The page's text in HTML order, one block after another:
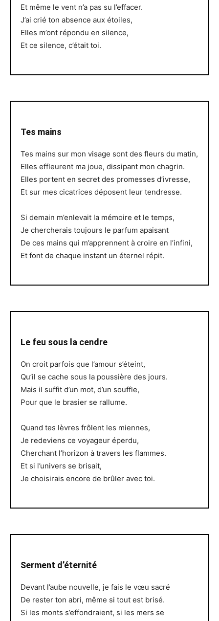
Et même le vent n’a pas su l’effacer.
J’ai crié ton absence aux étoiles,
Elles m’ont répondu en silence,
Et ce silence, c’était toi.
Tes mains
Tes mains sur mon visage sont des fleurs du matin,
Elles effleurent ma joue, dissipant mon chagrin.
Elles portent en secret des promesses d’ivresse,
Et sur mes cicatrices déposent leur tendresse.
Si demain m’enlevait la mémoire et le temps,
Je chercherais toujours le parfum apaisant
De ces mains qui m’apprennent à croire en l’infini,
Et font de chaque instant un éternel répit.
Le feu sous la cendre
On croit parfois que l’amour s’éteint,
Qu’il se cache sous la poussière des jours.
Mais il suffit d’un mot, d’un souffle,
Pour que le brasier se rallume.
Quand tes lèvres frôlent les miennes,
Je redeviens ce voyageur éperdu,
Cherchant l’horizon à travers les flammes.
Et si l’univers se brisait,
Je choisirais encore de brûler avec toi.
Serment d’éternité
Devant l’aube nouvelle, je fais le vœu sacré
De rester ton abri, même si tout est brisé.
Si les monts s’effondraient, si les mers se